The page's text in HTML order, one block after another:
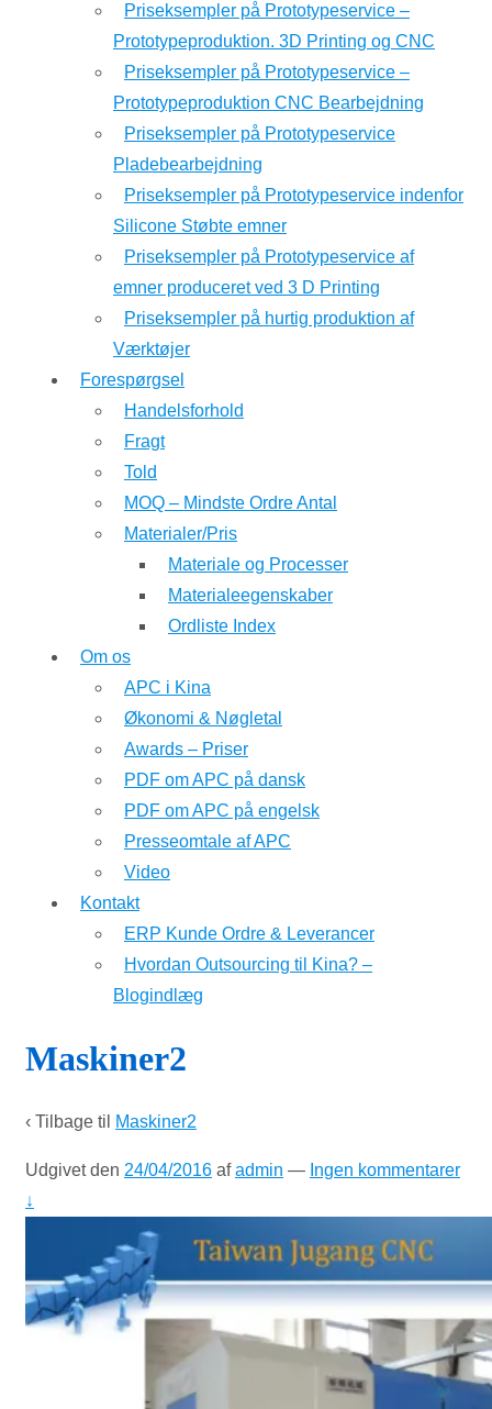
Priseksempler på Prototypeservice –
Prototypeproduktion. 3D Printing og CNC
Priseksempler på Prototypeservice –
Prototypeproduktion CNC Bearbejdning
Priseksempler på Prototypeservice
Pladebearbejdning
Priseksempler på Prototypeservice indenfor
Silicone Støbte emner
Priseksempler på Prototypeservice af
emner produceret ved 3 D Printing
Priseksempler på hurtig produktion af
Værktøjer
Forespørgsel
Handelsforhold
Fragt
Told
MOQ – Mindste Ordre Antal
Materialer/Pris
Materiale og Processer
Materialeegenskaber
Ordliste Index
Om os
APC i Kina
Økonomi & Nøgletal
Awards – Priser
PDF om APC på dansk
PDF om APC på engelsk
Presseomtale af APC
Video
Kontakt
ERP Kunde Ordre & Leverancer
Hvordan Outsourcing til Kina? –
Blogindlæg
Maskiner2
‹ Tilbage til Maskiner2
Udgivet den 24/04/2016 afadmin — Ingen kommentarer
↓